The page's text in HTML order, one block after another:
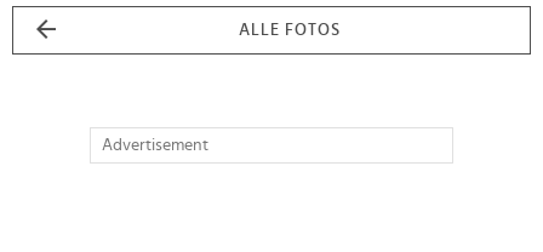
ALLE FOTOS
Advertisement